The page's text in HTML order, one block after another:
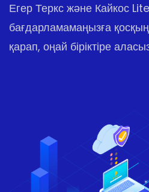
Егер Теркс және Кайкос
бағдарламамаңызға
қарап, оңай біріктіре